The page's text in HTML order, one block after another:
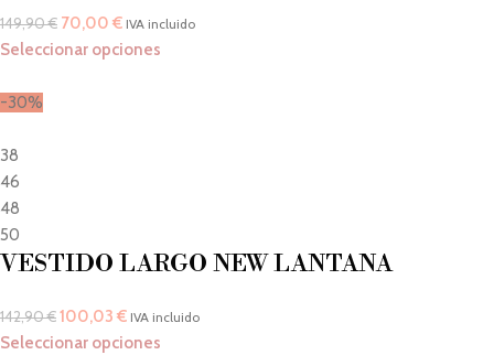
149,90€ 70,00 € IVA incluido
Seleccionar opciones
-30%
38
46
48
50
VESTIDO LARGO NEW LANTANA
142,90€100,03 € IVA incluido
Seleccionar opciones